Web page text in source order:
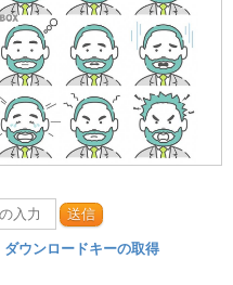
送信
ダウンロードキーの取得